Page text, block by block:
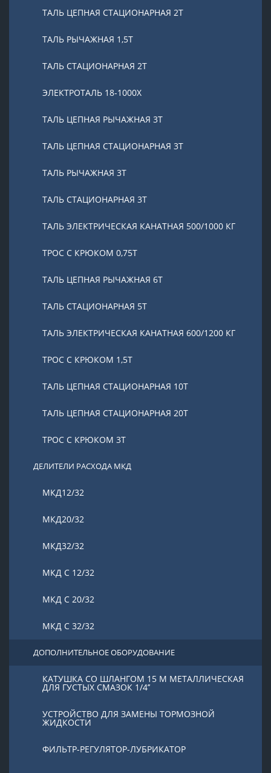
ТАЛЬ ЦЕПНАЯ СТАЦИОНАРНАЯ 2Т
ТАЛЬ РЫЧАЖНАЯ 1,5Т
ТАЛЬ СТАЦИОНАРНАЯ 2Т
ЭЛЕКТРОТАЛЬ 18-1000X
ТАЛЬ ЦЕПНАЯ РЫЧАЖНАЯ 3Т
ТАЛЬ ЦЕПНАЯ СТАЦИОНАРНАЯ 3Т
ТАЛЬ РЫЧАЖНАЯ 3Т
ТАЛЬ СТАЦИОНАРНАЯ 3Т
ТАЛЬ ЭЛЕКТРИЧЕСКАЯ КАНАТНАЯ 500/1000 КГ
ТРОС С КРЮКОМ 0,75Т
ТАЛЬ ЦЕПНАЯ РЫЧАЖНАЯ 6Т
ТАЛЬ СТАЦИОНАРНАЯ 5Т
ТАЛЬ ЭЛЕКТРИЧЕСКАЯ КАНАТНАЯ 600/1200 КГ
ТРОС С КРЮКОМ 1,5Т
ТАЛЬ ЦЕПНАЯ СТАЦИОНАРНАЯ 10Т
ТАЛЬ ЦЕПНАЯ СТАЦИОНАРНАЯ 20Т
ТРОС С КРЮКОМ 3Т
ДЕЛИТЕЛИ РАСХОДА МКД
МКД12/32
МКД20/32
МКД32/32
МКД С 12/32
МКД С 20/32
МКД С 32/32
ДОПОЛНИТЕЛЬНОЕ ОБОРУДОВАНИЕ
КАТУШКА СО ШЛАНГОМ 15 М МЕТАЛЛИЧЕСКАЯ
ДЛЯ ГУСТЫХ СМАЗОК 1/4’’
УСТРОЙСТВО ДЛЯ ЗАМЕНЫ ТОРМОЗНОЙ
ЖИДКОСТИ
ФИЛЬТР-РЕГУЛЯТОР-ЛУБРИКАТОР